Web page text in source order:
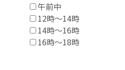
午前中
12時～14時
14時～16時
16時～18時